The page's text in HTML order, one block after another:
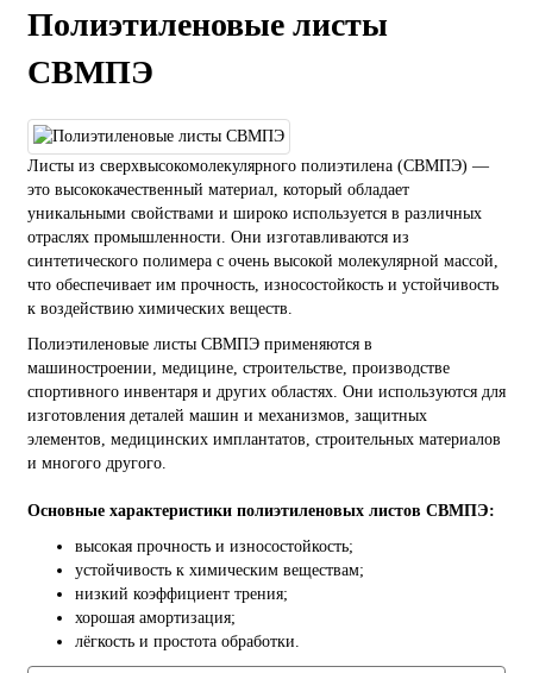
Полиэтиленовые листы
СВМПЭ
Листы из сверхвысокомолекулярного полиэтилена (СВМПЭ) —
это высококачественный материал, который обладает
уникальными свойствами и широко используется в различных
отраслях промышленности. Они изготавливаются из
синтетического полимера с очень высокой молекулярной массой,
что обеспечивает им прочность, износостойкость и устойчивость
к воздействию химических веществ.
Полиэтиленовые листы СВМПЭ применяются в
машиностроении, медицине, строительстве, производстве
спортивного инвентаря и других областях. Они используются для
изготовления деталей машин и механизмов, защитных
элементов, медицинских имплантатов, строительных материалов
и многого другого.
Основные характеристики полиэтиленовых листов СВМПЭ:
высокая прочность и износостойкость;
устойчивость к химическим веществам;
низкий коэффициент трения;
хорошая амортизация;
лёгкость и простота обработки.